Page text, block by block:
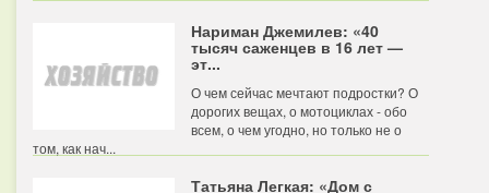
Нариман Джемилев: «40
тысяч саженцев в 16 лет —
эт...
О чем сейчас мечтают подростки? О
дорогих вещах, о мотоциклах - обо
всем, о чем угодно, но только не о
том, как нач...
Татьяна Легкая: «Дом с